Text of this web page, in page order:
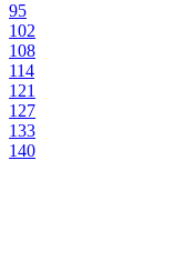
95
102
108
114
121
127
133
140